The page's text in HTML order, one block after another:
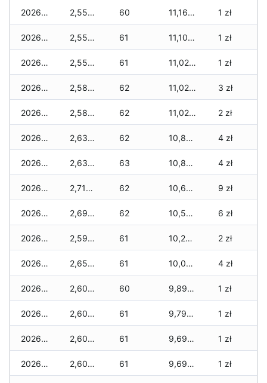
2026-01-21 2,550 zł 60 11,165 zł 1 zł
2026-01-20 2,550 zł 61 11,105 zł 1 zł
2026-01-19 2,550 zł 61 11,020 zł 1 zł
2026-01-18 2,585 zł 62 11,020 zł 3 zł
2026-01-17 2,585 zł 62 11,020 zł 2 zł
2026-01-16 2,635 zł 62 10,845 zł 4 zł
2026-01-15 2,635 zł 63 10,835 zł 4 zł
2026-01-14 2,710 zł 62 10,685 zł 9 zł
2026-01-13 2,695 zł 62 10,585 zł 6 zł
2026-01-12 2,595 zł 61 10,260 zł 2 zł
2026-01-11 2,655 zł 61 10,025 zł 4 zł
2026-01-09 2,605 zł 60 9,890 zł 1 zł
2026-01-08 2,605 zł 61 9,790 zł 1 zł
2026-01-07 2,605 zł 61 9,695 zł 1 zł
2026-01-06 2,605 zł 61 9,695 zł 1 zł